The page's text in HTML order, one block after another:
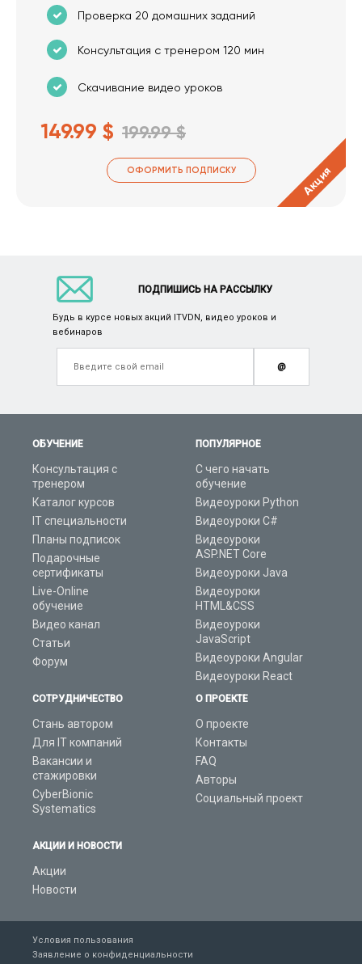
Проверка 20 домашних заданий
Консультация с тренером 120 мин
Скачивание видео уроков
149.99 $ 199.99 $
ОФОРМИТЬ ПОДПИСКУ Акция
ОБУЧЕНИЕ
Консультация с
тренером
Каталог курсов
IT специальности
Планы подписок
Подарочные
сертификаты
Live-Online
обучение
Видео канал
Статьи
Форум
ПОПУЛЯРНОЕ
С чего начать
обучение
Видеоуроки Python
Видеоуроки C#
Видеоуроки
ASP.NET Core
Видеоуроки Java
Видеоуроки
HTML&CSS
Видеоуроки
JavaScript
Видеоуроки Angular
Видеоуроки React
СОТРУДНИЧЕСТВО
Стань автором
Для IT компаний
Вакансии и
стажировки
CyberBionic
Systematics
АКЦИИ И НОВОСТИ
Акции
Новости
О ПРОЕКТЕ
О проекте
Контакты
FAQ
Авторы
Социальный проект
ПОДПИШИСЬ НА РАССЫЛКУ
Будь в курсе новых акций ITVDN, видео уроков и
вебинаров
@
Условия пользования
Заявление о конфиденциальности